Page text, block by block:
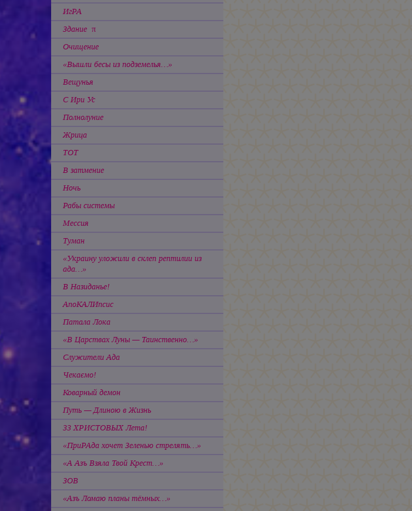
ИгРА
Здание π
Очищение
«Вышли бесы из подземелья…»
Вещунья
С Ири Ус
Полнолуние
Жрица
ТОТ
В затмение
Ночь
Рабы системы
Мессия
Туман
«Украину уложили в склеп рептилии из
ада…»
В Назиданье!
АпоКАЛИпсис
Патала Лока
«В Царствах Луны — Таинственно…»
Служители Ада
Чекаємо!
Коварный демон
Путь — Длиною в Жизнь
33 ХРИСТОВЫХ Лета!
«ПриРАда хочет Зеленью стрелять…»
«А Азъ Взяла Твой Крест…»
ЗОВ
«Азъ Ломаю планы тёмных…»